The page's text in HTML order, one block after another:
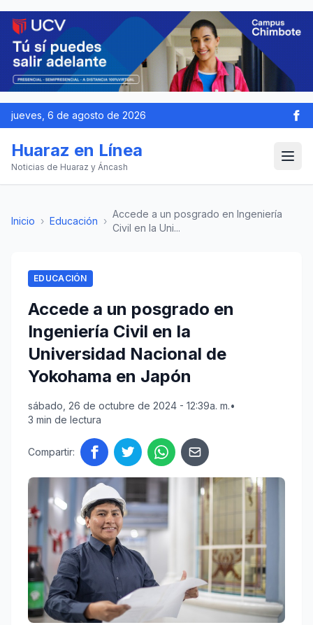
jueves, 6 de agosto de 2026
Huaraz en Línea
Noticias de Huaraz y Áncash
Inicio › Educación ›
Accede a un posgrado en Ingeniería
Civil en la Uni...
EDUCACIÓN
Accede a un posgrado en
Ingeniería Civil en la
Universidad Nacional de
Yokohama en Japón
sábado, 26 de octubre de 2024 - 12:39a. m.•
3 min de lectura
Compartir: